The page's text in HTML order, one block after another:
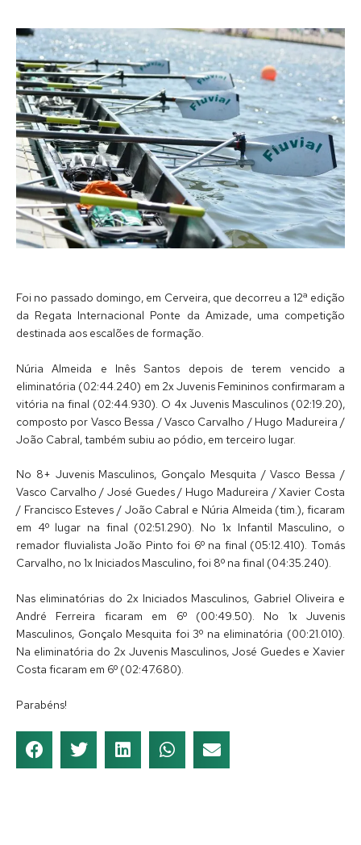
Foi no passado domingo, em Cerveira, que decorreu a 12ª edição
da Regata Internacional Ponte da Amizade, uma competição
destinada aos escalões de formação.
Núria Almeida e Inês Santos depois de terem vencido a
eliminatória (02:44.240) em 2x Juvenis Femininos confirmaram a
vitória na final (02:44.930). O 4x Juvenis Masculinos (02:19.20),
composto por Vasco Bessa / Vasco Carvalho / Hugo Madureira /
João Cabral, também subiu ao pódio, em terceiro lugar.
No 8+ Juvenis Masculinos, Gonçalo Mesquita / Vasco Bessa /
Vasco Carvalho / José Guedes / Hugo Madureira / Xavier Costa
/ Francisco Esteves / João Cabral e Núria Almeida (tim.), ficaram
em 4º lugar na final (02:51.290). No 1x Infantil Masculino, o
remador fluvialista João Pinto foi 6º na final (05:12.410). Tomás
Carvalho, no 1x Iniciados Masculino, foi 8º na final (04:35.240).
Nas eliminatórias do 2x Iniciados Masculinos, Gabriel Oliveira e
André Ferreira ficaram em 6º (00:49.50). No 1x Juvenis
Masculinos, Gonçalo Mesquita foi 3º na eliminatória (00:21.010).
Na eliminatória do 2x Juvenis Masculinos, José Guedes e Xavier
Costa ficaram em 6º (02:47.680).
Parabéns!